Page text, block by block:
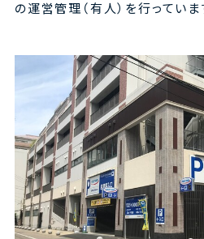
の運営管理（有人）を行っていま